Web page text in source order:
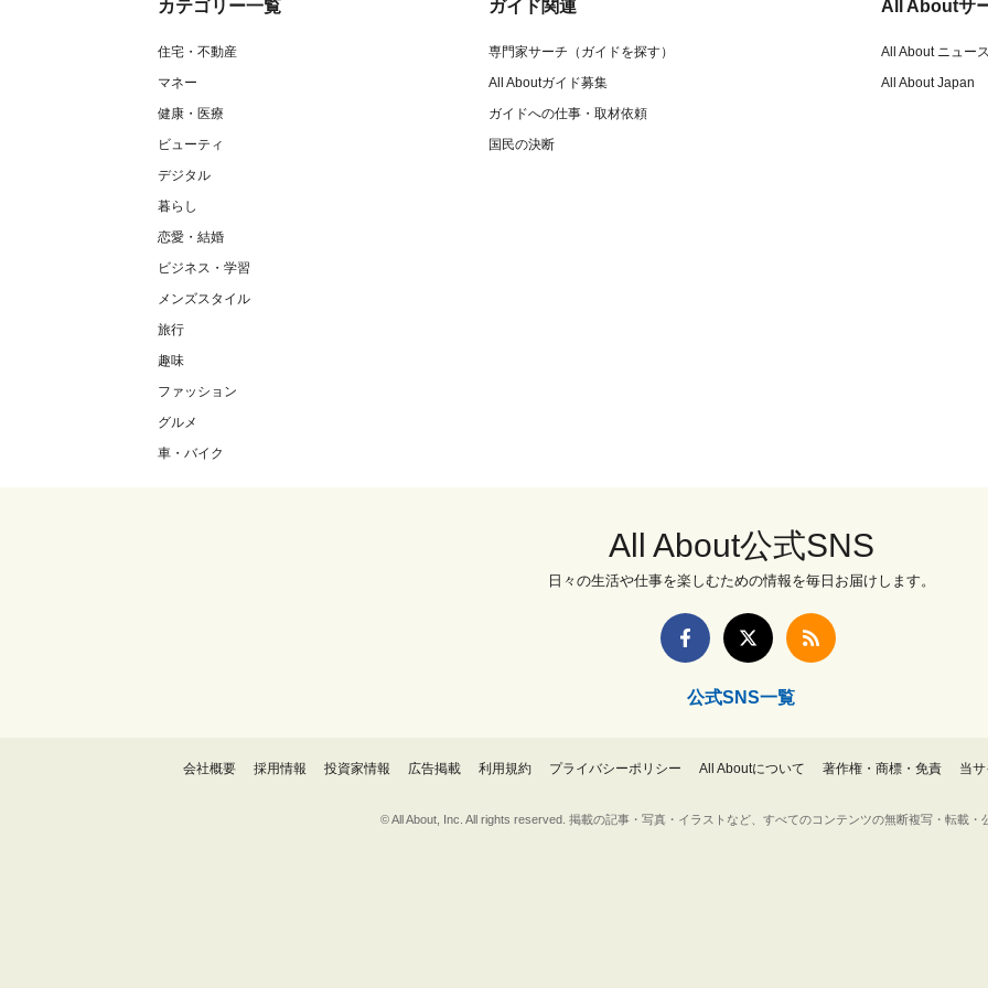
カテゴリー一覧
住宅・不動産
マネー
健康・医療
ビューティ
デジタル
暮らし
恋愛・結婚
ビジネス・学習
メンズスタイル
旅行
趣味
ファッション
グルメ
車・バイク
ガイド関連
専門家サーチ（ガイドを探す）
All Aboutガイド募集
ガイドへの仕事・取材依頼
国民の決断
All Aboutサ
All About ニュース
All About Japan
All About公式SNS
日々の生活や仕事を楽しむための情報を毎日お届けします。
公式SNS一覧
会社概要 採用情報 投資家情報 広告掲載 利用規約 プライバシーポリシー All Aboutについて 著作権・商標・免責 当
© All About, Inc. All rights reserved. 掲載の記事・写真・イラストなど、すべてのコンテンツの無断複写・転載・